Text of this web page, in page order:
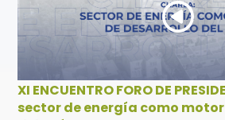
XI ENCUENTRO FORO DE
sector de energía como